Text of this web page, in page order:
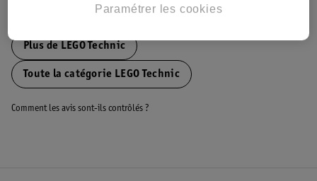
Plus de LEGO Technic
Toute la catégorie LEGO Technic
Comment les avis sont-ils contrôlés ?
Paramétrer les cookies